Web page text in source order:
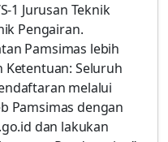
1 Jurusan Teknik
Pengairan.
Pamsimas lebih
Seluruh
melalui
Pamsimas dengan
dan lakukan